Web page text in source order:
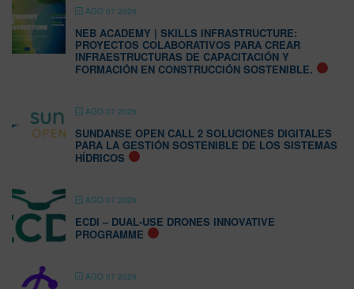
AGO 07 2026
NEB ACADEMY | SKILLS INFRASTRUCTURE:
PROYECTOS COLABORATIVOS PARA CREAR
INFRAESTRUCTURAS DE CAPACITACIÓN Y
FORMACIÓN EN CONSTRUCCIÓN SOSTENIBLE.
AGO 07 2026
SUNDANSE OPEN CALL 2 SOLUCIONES DIGITALES
PARA LA GESTIÓN SOSTENIBLE DE LOS SISTEMAS
HÍDRICOS
AGO 07 2026
ECDI – DUAL-USE DRONES INNOVATIVE
PROGRAMME
AGO 07 2026